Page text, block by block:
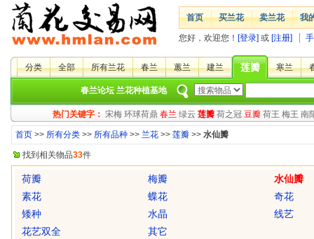
首页 买兰花 卖兰花 我
您好，欢迎您！ [登录] 或 [注册]
分类 全部 所有兰花 春兰 蕙兰 建兰 莲瓣 寒兰
春兰论坛 兰花种植基地
热门关键字： 宋梅 环球荷鼎 春兰 绿云 莲瓣 荷之冠 豆瓣 荷王 梅王 南
首页 >> 所有分类 >> 所有品种 >> 兰花 >> 莲瓣 >> 水仙瓣
找到相关物品33件
荷瓣 梅瓣
水仙瓣
素花
蝶花
奇花
矮种
水晶
线艺
花艺双全
其它